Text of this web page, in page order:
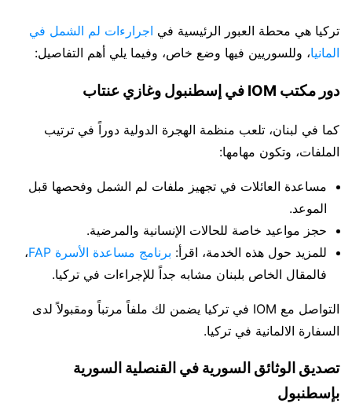
تركيا هي محطة العبور الرئيسية في اجرارءات لم الشمل في
المانيا، وللسوريين فيها وضع خاص، وفيما يلي أهم التفاصيل:
دور مكتب IOM في إسطنبول وغازي عنتاب
كما في لبنان، تلعب منظمة الهجرة الدولية دوراً في ترتيب
الملفات، وتكون مهامها:
مساعدة العائلات في تجهيز ملفات لم الشمل وفحصها قبل
الموعد.
حجز مواعيد خاصة للحالات الإنسانية والمرضية.
للمزيد حول هذه الخدمة، اقرأ: برنامج مساعدة الأسرة FAP
،
فالمقال الخاص بلبنان مشابه جداً للإجراءات في تركيا.
التواصل مع IOM في تركيا يضمن لك ملفاً مرتباً ومقبولاً لدى
السفارة الالمانية في تركيا.
تصديق الوثائق السورية في القنصلية السورية
بإسطنبول